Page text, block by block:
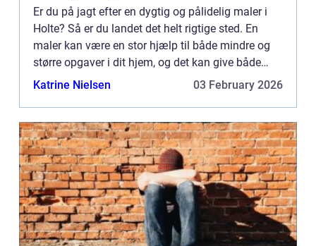
Er du på jagt efter en dygtig og pålidelig maler i
Holte? Så er du landet det helt rigtige sted. En
maler kan være en stor hjælp til både mindre og
større opgaver i dit hjem, og det kan give både
trygh...
Katrine Nielsen 03 February 2026